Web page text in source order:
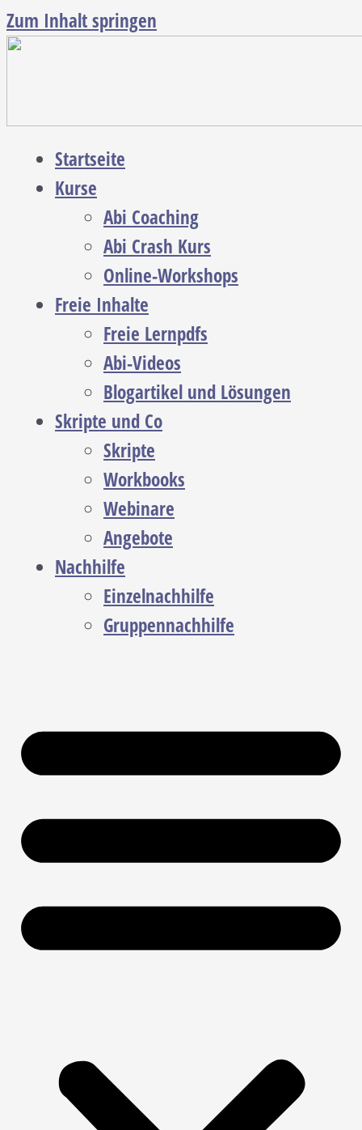
Zum Inhalt springen
Startseite
Kurse
Abi Coaching
Abi Crash Kurs
Online-Workshops
Freie Inhalte
Freie Lernpdfs
Abi-Videos
Blogartikel und Lösungen
Skripte und Co
Skripte
Workbooks
Webinare
Angebote
Nachhilfe
Einzelnachhilfe
Gruppennachhilfe